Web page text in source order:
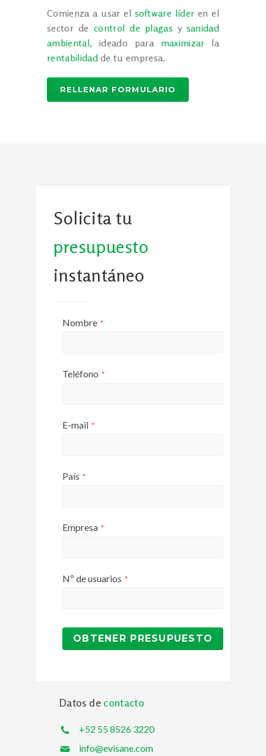
Comienza a usar el software líder en el
sector de control de plagas y sanidad
ambiental, ideado para maximizar la
rentabilidadde tu empresa.
RELLENAR FORMULARIO
Solicita tu
presupuesto
instantáneo
Nombre *
Teléfono *
E-mail *
País *
Empresa *
Nº de usuarios *
Datos de contacto
+52 55 8526 3220
info@evisane.com